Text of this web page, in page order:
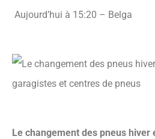
Aujourd’hui à 15:20 – Belga
Le changement des pneus hiver